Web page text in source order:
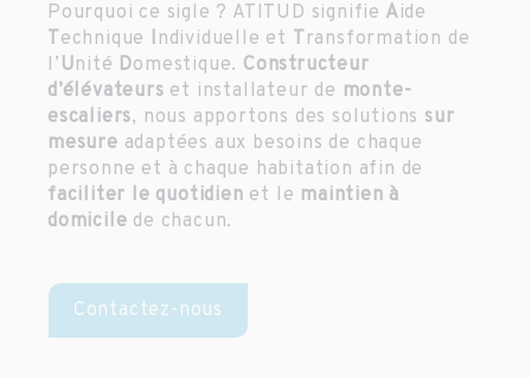
Pourquoi ce sigle ? ATITUD signifie Aide
T echnique I ndividuelle et T ransformation de
l’ Unité Domestique. Constructeur
d’élévateurs et installateur de monte-
escaliers, nous apportons des solutions sur
mesure adaptées aux besoins de chaque
personne et à chaque habitation afin de
faciliter le quotidien et le maintien à
domicile de chacun.
Contactez-nous